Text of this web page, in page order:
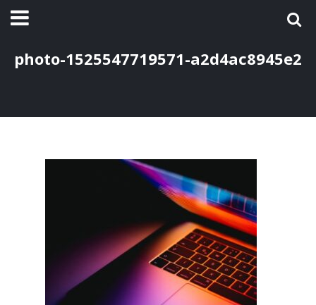
photo-1525547719571-a2d4ac8945e2